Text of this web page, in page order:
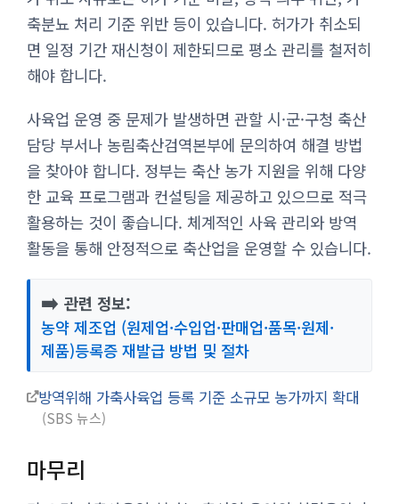
축분뇨 처리 기준 위반 등이 있습니다. 허가가 취소되
면 일정 기간 재신청이 제한되므로 평소 관리를 철저히
해야 합니다.
사육업 운영 중 문제가 발생하면 관할 시·군·구청 축산
담당 부서나 농림축산검역본부에 문의하여 해결 방법
을 찾아야 합니다. 정부는 축산 농가 지원을 위해 다양
한 교육 프로그램과 컨설팅을 제공하고 있으므로 적극
활용하는 것이 좋습니다. 체계적인 사육 관리와 방역
활동을 통해 안정적으로 축산업을 운영할 수 있습니다.
➡️ 관련 정보:
농약 제조업 (원제업·수입업·판매업·품목·원제·
제품)등록증 재발급 방법 및 절차
방역위해 가축사육업 등록 기준 소규모 농가까지 확대
SBS 뉴스
마무리